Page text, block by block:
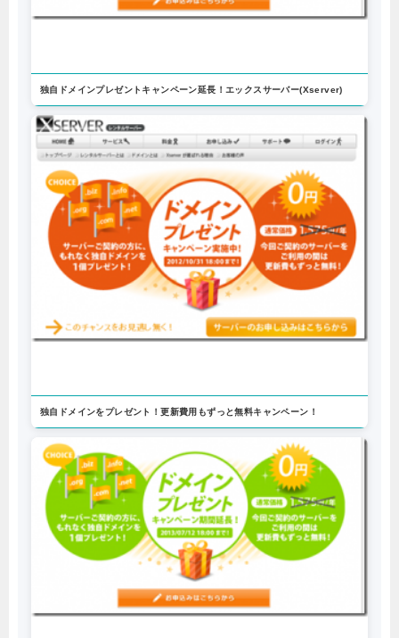
独自ドメインプレゼントキャンペーン延長！エックスサーバー(Xserver)
独自ドメインをプレゼント！更新費用もずっと無料キャンペーン！